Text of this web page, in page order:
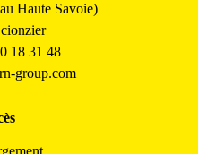
Haute Savoie)
18 31 48
group.com